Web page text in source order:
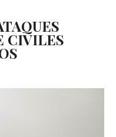
CIVILES